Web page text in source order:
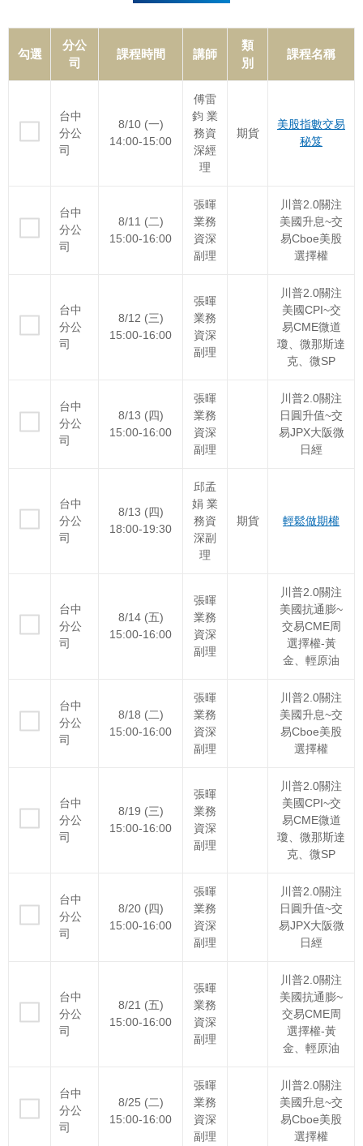
勾選
分公
司
課程時間 講師
類
別
課程名稱
台中
分公
司
8/10 (一)
14:00-15:00
傅雷
鈞 業
務資
深經
理
期貨
美股指數交易
秘笈
台中
分公
司
8/11 (二)
15:00-16:00
張暉
業務
資深
副理
川普2.0關注
美國升息~交
易Cboe美股
選擇權
台中
分公
司
8/12 (三)
15:00-16:00
張暉
業務
資深
副理
川普2.0關注
美國CPI~交
易CME微道
瓊、微那斯達
克、微SP
台中
分公
司
8/13 (四)
15:00-16:00
張暉
業務
資深
副理
川普2.0關注
日圓升值~交
易JPX大阪微
日經
台中
分公
司
8/13 (四)
18:00-19:30
邱孟
娟 業
務資
深副
理
期貨 輕鬆做期權
台中
分公
司
8/14 (五)
15:00-16:00
張暉
業務
資深
副理
川普2.0關注
美國抗通膨~
交易CME周
選擇權-黃
金、輕原油
台中
分公
司
8/18 (二)
15:00-16:00
張暉
業務
資深
副理
川普2.0關注
美國升息~交
易Cboe美股
選擇權
台中
分公
司
8/19 (三)
15:00-16:00
張暉
業務
資深
副理
川普2.0關注
美國CPI~交
易CME微道
瓊、微那斯達
克、微SP
台中
分公
司
8/20 (四)
15:00-16:00
張暉
業務
資深
副理
川普2.0關注
日圓升值~交
易JPX大阪微
日經
台中
分公
司
8/21 (五)
15:00-16:00
張暉
業務
資深
副理
川普2.0關注
美國抗通膨~
交易CME周
選擇權-黃
金、輕原油
台中
分公
司
8/25 (二)
15:00-16:00
張暉
業務
資深
副理
川普2.0關注
美國升息~交
易Cboe美股
選擇權